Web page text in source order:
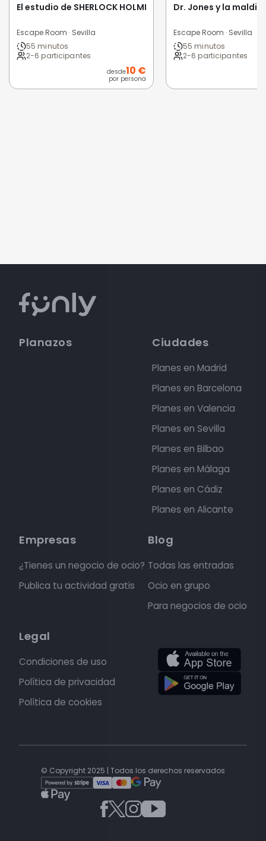
El estudio de SHERLOCK HOLMES
Escape Room · Sevilla
55 minutos
2-6 participantes
desde10 €
por persona
Dr. Jones y la
Escape Room · Sevilla
55 minutos
2-6 participantes
Planazos Ciudades
Planes en Madrid
Planes en Barcelona
Planes en Valencia
Planes en Sevilla
Planes en Bilbao
Planes en Málaga
Planes en Cádiz
Planes en Alicante
Empresas
¿Tienes un negocio de ocio?
Publica tu actividad gratis
Blog
Todas las entradas
Ocio en grupo
Para negocios de ocio
Legal
Condiciones de uso
Política de privacidad
Política de cookies
© Copyright 2025 | Todos los derechos reservados